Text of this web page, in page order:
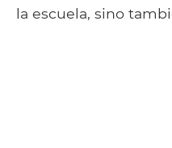
la escuela, sino